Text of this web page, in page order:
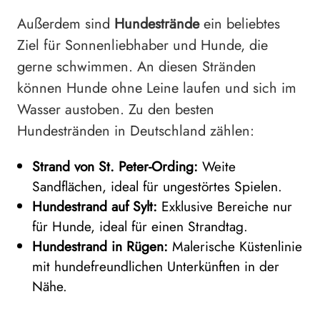
Außerdem sind Hundesträndeein beliebtes
Ziel für Sonnenliebhaber und Hunde, die
gerne schwimmen. An diesen Stränden
können Hunde ohne Leine laufen und sich im
Wasser austoben. Zu den besten
Hundestränden in Deutschland zählen:
Strand von St. Peter-Ording: Weite
Sandflächen, ideal für ungestörtes Spielen.
Hundestrand auf Sylt: Exklusive Bereiche nur
für Hunde, ideal für einen Strandtag.
Hundestrand in Rügen: Malerische Küstenlinie
mit hundefreundlichen Unterkünften in der
Nähe.